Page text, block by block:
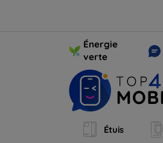
Énergie
verte
Étuis